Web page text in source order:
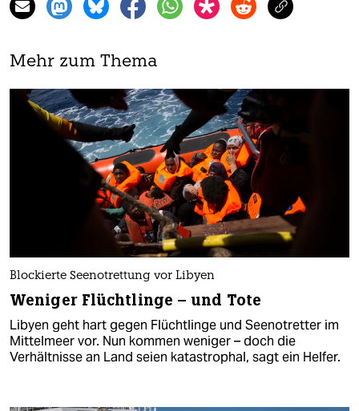
Mehr zum Thema
Blockierte Seenotrettung vor Libyen
Weniger Flüchtlinge – und Tote
Libyen geht hart gegen Flüchtlinge und Seenotretter im
Mittelmeer vor. Nun kommen weniger – doch die
Verhältnisse an Land seien katastrophal, sagt ein Helfer.